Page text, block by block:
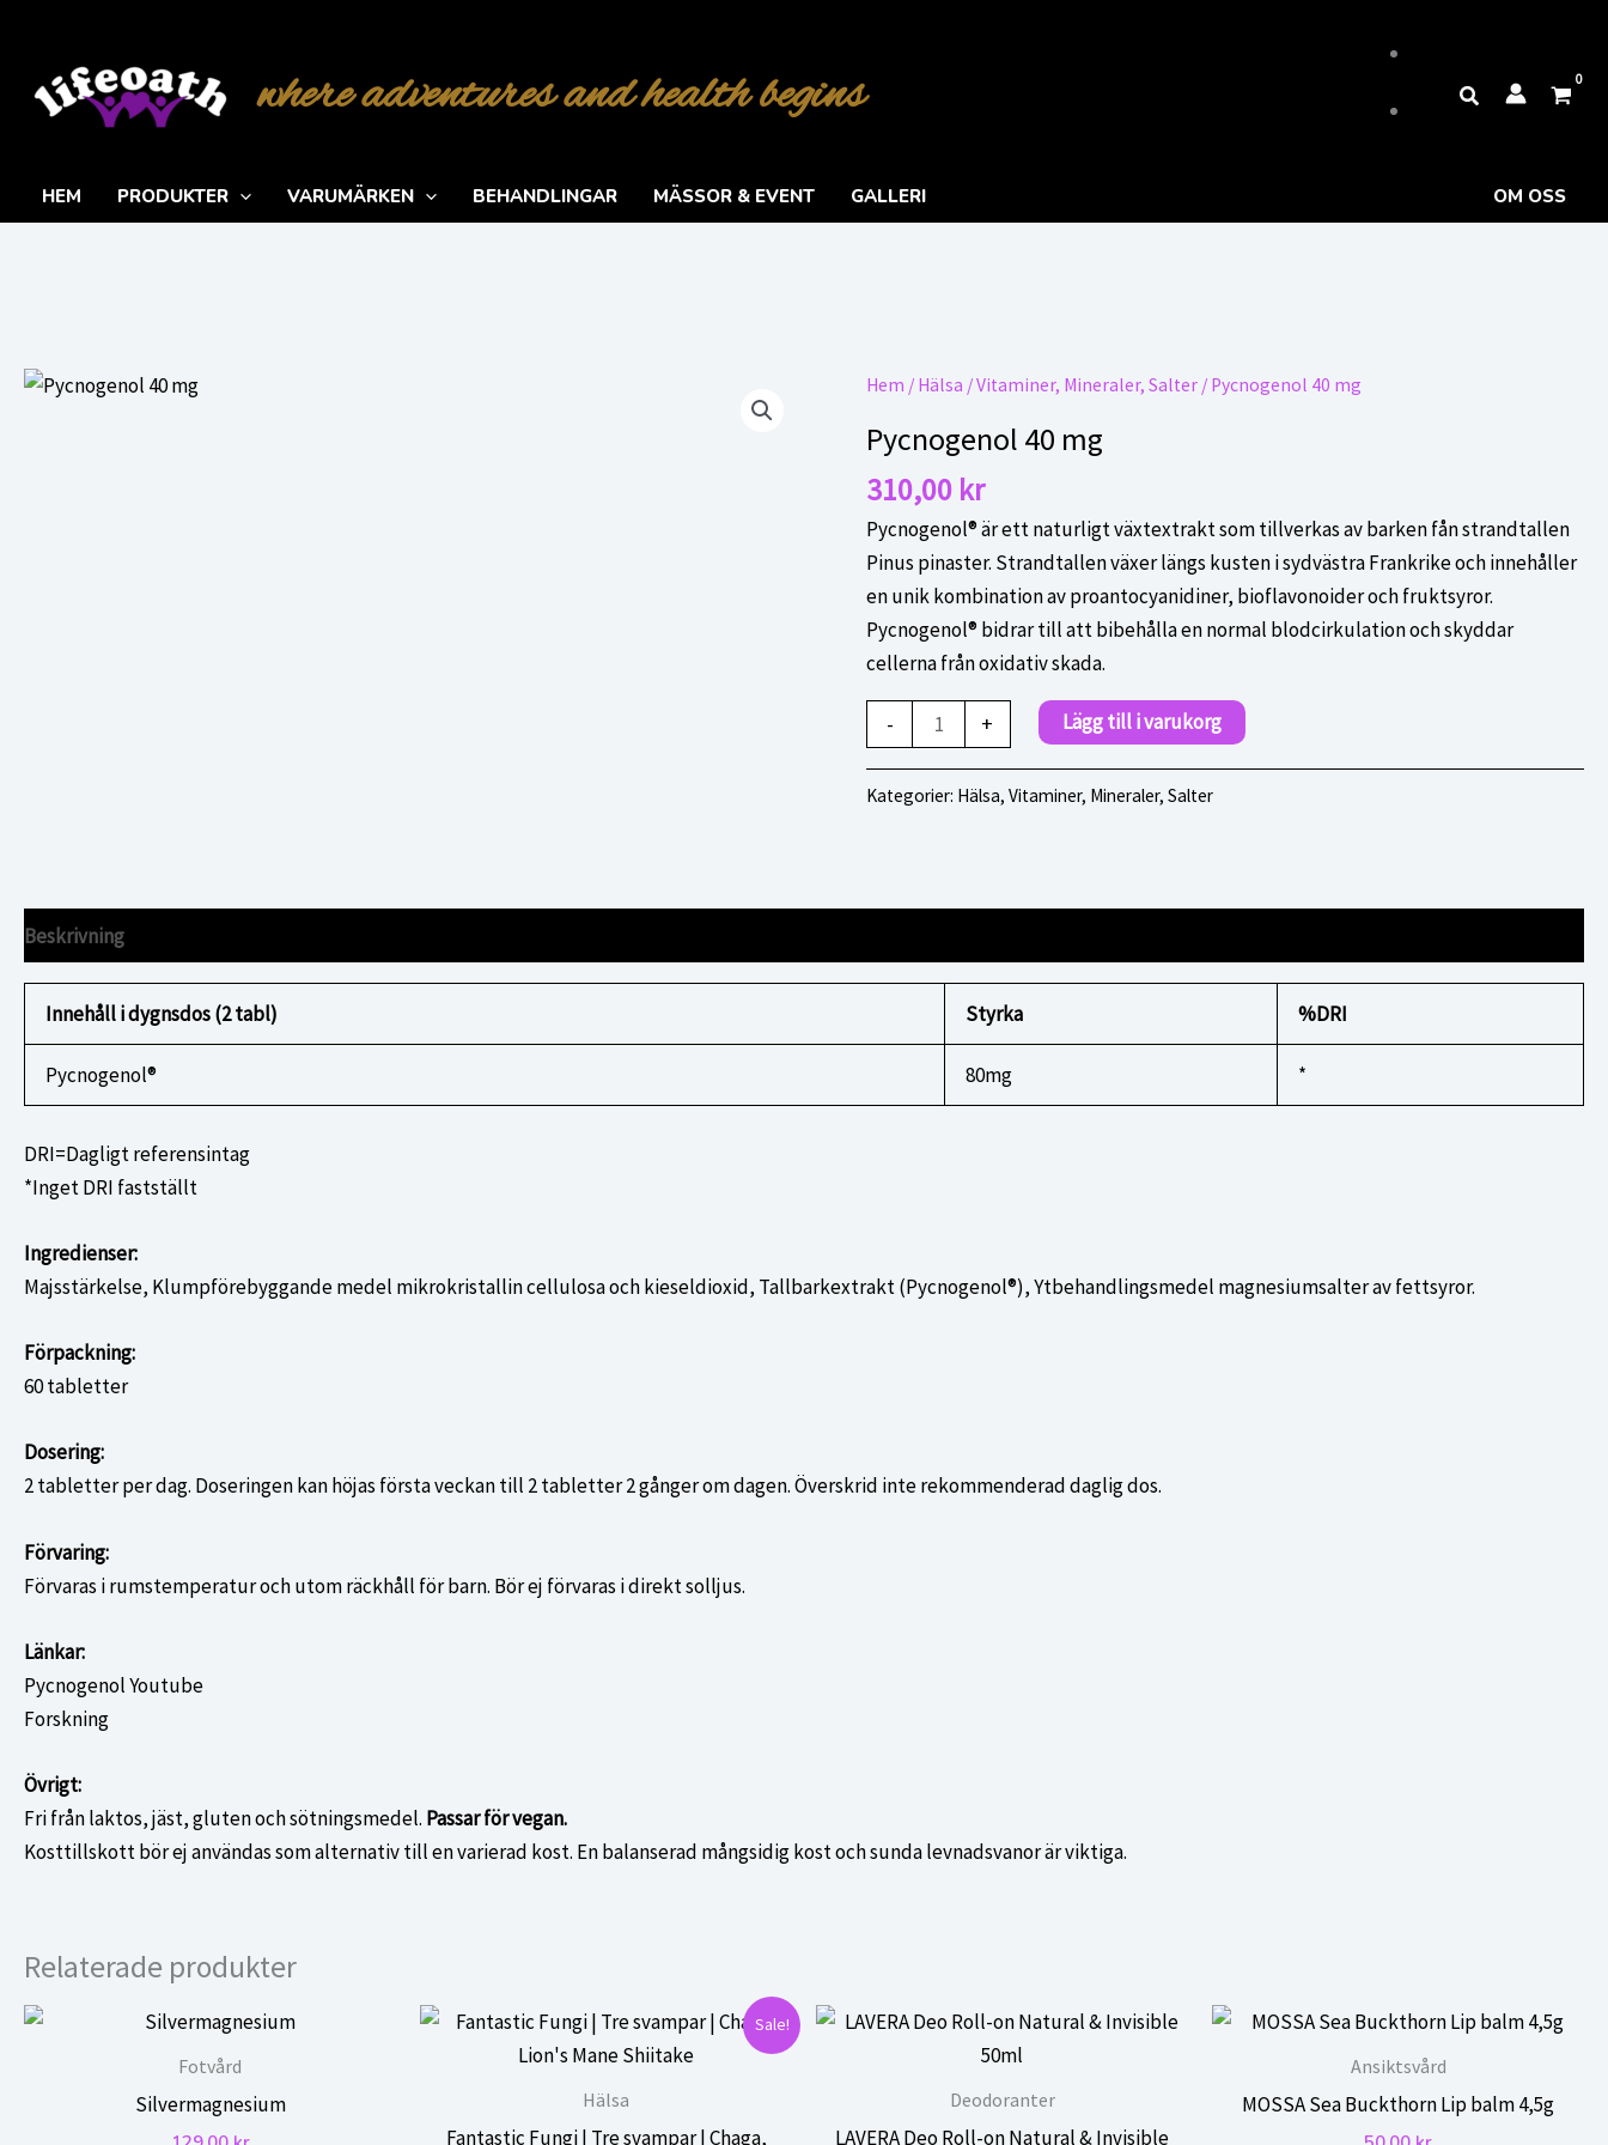
innehåll
where adventures and health begins Sök
HEM PRODUKTER VARUMÄRKEN BEHANDLINGAR MÄSSOR & EVENT GALLERI OM OSS
Hem / Hälsa /Vitaminer, Mineraler, Salter / Pycnogenol 40 mg
Pycnogenol 40 mg
310,00 kr
Pycnogenol® är ett naturligt växtextrakt som tillverkas av barken fån strandtallen
Pinus pinaster. Strandtallen växer längs kusten i sydvästra Frankrike och innehåller
en unik kombination av proantocyanidiner, bioflavonoider och fruktsyror.
Pycnogenol® bidrar till att bibehålla en normal blodcirkulation och skyddar
cellerna från oxidativ skada.
-
Pycnogenol
40
mg
+ Lägg till i varukorg
Kategorier: Hälsa,Vitaminer, Mineraler, Salter
Beskrivning
Innehåll i dygnsdos (2 tabl) Styrka %DRI
Pycnogenol® 80mg *
DRI=Dagligt referensintag
*Inget DRI fastställt
Ingredienser:
Majsstärkelse, Klumpförebyggande medel mikrokristallin cellulosa och kieseldioxid, Tallbarkextrakt (Pycnogenol®), Ytbehandlingsmedel magnesiumsalter av fettsyror.
Förpackning:
60 tabletter
Dosering:
2 tabletter per dag. Doseringen kan höjas första veckan till 2 tabletter 2 gånger om dagen. Överskrid inte rekommenderad daglig dos.
Förvaring:
Förvaras i rumstemperatur och utom räckhåll för barn. Bör ej förvaras i direkt solljus.
Länkar:
Pycnogenol Youtube
Forskning
Övrigt:
Fri från laktos, jäst, gluten och sötningsmedel. Passar för vegan.
Kosttillskott bör ej användas som alternativ till en varierad kost. En balanserad mångsidig kost och sunda levnadsvanor är viktiga.
Relaterade produkter
Fotvård
Silvermagnesium
Sale!
Hälsa
Fantastic Fungi | Tre svampar | Chaga,
Deodoranter
LAVERA Deo Roll-on Natural & Invisible
Ansiktsvård
MOSSA Sea Buckthorn Lip balm 4,5g